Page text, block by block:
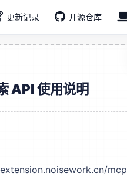
更新记录 开源仓库
API 使用说明
mcp